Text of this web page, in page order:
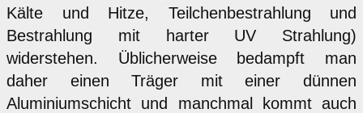
Kälte und Hitze, Teilchenbestrahlung und
Bestrahlung mit harter UV Strahlung)
widerstehen. Üblicherweise bedampft man
daher einen Träger mit einer dünnen
Aluminiumschicht und manchmal kommt auch